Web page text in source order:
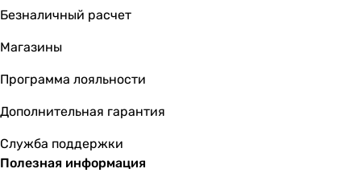
Безналичный расчет
Магазины
Программа лояльности
Дополнительная гарантия
Служба поддержки
Полезная информация